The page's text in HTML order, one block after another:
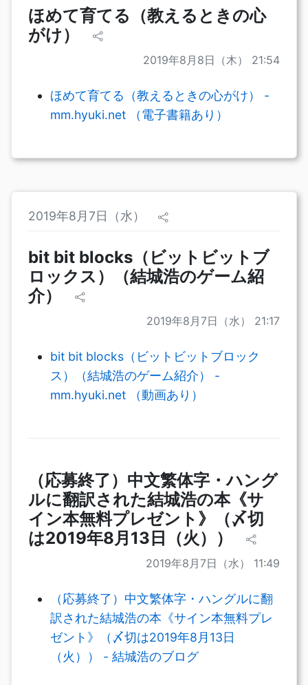
ほめて育てる（教えるときの心
がけ）
2019年8月8日（木） 21:54
ほめて育てる（教えるときの心がけ） -
mm.hyuki.net （電子書籍あり）
2019年8月7日（水）
bit bit blocks（ビットビットブ
ロックス）（結城浩のゲーム紹
介）
2019年8月7日（水） 21:17
bit bit blocks（ビットビットブロック
ス）（結城浩のゲーム紹介） -
mm.hyuki.net （動画あり）
（応募終了）中文繁体字・ハング
ルに翻訳された結城浩の本《サ
イン本無料プレゼント》（〆切
は2019年8月13日（火））
2019年8月7日（水） 11:49
（応募終了）中文繁体字・ハングルに翻
訳された結城浩の本《サイン本無料プレ
ゼント》（〆切は2019年8月13日
（火）） - 結城浩のブログ